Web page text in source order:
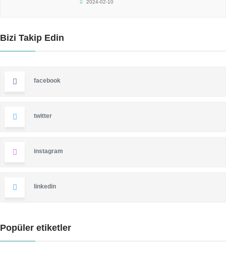
2024-02-10
Bizi Takip Edin
facebook
twitter
instagram
linkedin
Popüler etiketler